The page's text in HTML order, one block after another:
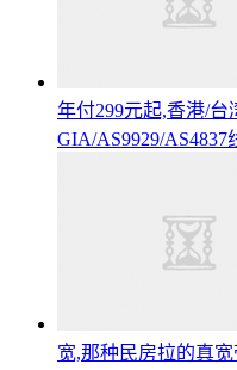
年付299元起,香港/台
GIA/AS9929/AS4837
宽,那种民房拉的真